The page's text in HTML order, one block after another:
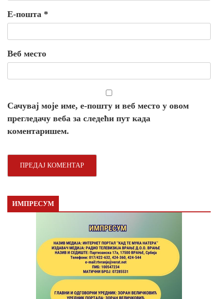
Е-пошта *
Веб место
Сачувај моје име, е-пошту и веб место у овом
прегледачу веба за следећи пут када
коментаришем.
ИМПРЕСУМ